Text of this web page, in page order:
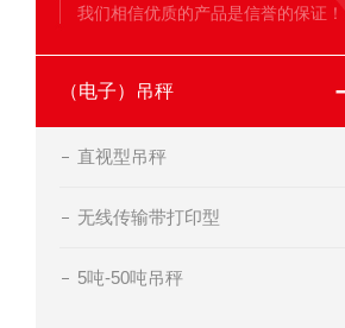
我们相信优质的产品是信誉的保证！
（电子）吊秤
直视型吊秤
无线传输带打印型
5吨-50吨吊秤